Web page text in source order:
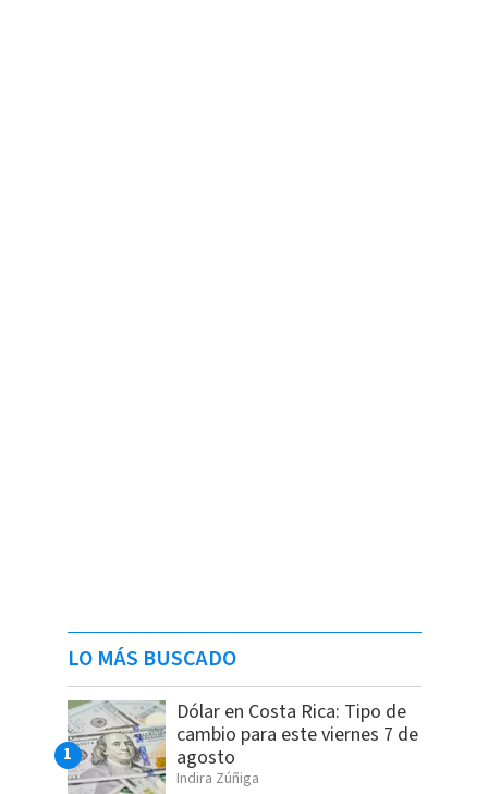
LO MÁS BUSCADO
Dólar en Costa Rica: Tipo de
cambio para este viernes 7 de
agosto
Indira Zúñiga